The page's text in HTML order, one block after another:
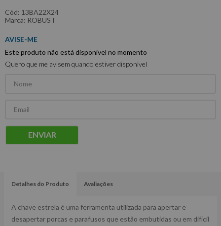
: 13BA22X24
ROBUST
Este produto não está disponível no momento
Quero que me avisem quando estiver disponível
ENVIAR
Detalhes do Produto Avaliações
A chave estrela é uma ferramenta utilizada para apertar e
desapertar porcas e parafusos que estão embutidas ou em difícil